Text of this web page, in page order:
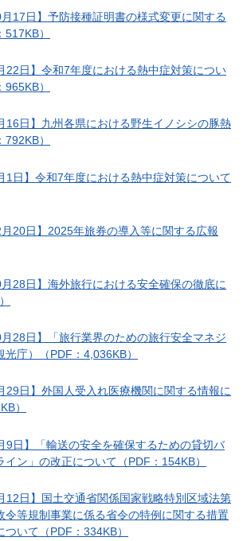
月17日】予防接種証明書の様式変更に関する
）
22日】令和7年度における熱中症対策につい
）
16日】九州各県における野生イノシシの豚熱
）
1日】令和7年度における熱中症対策について
月20日】2025年旅券の導入等に関する広報
月28日】海外旅行における安全確保の徹底に
月28日】「旅行業界のための旅行安全マネジ
光庁）（PDF：4,036KB）
29日】外国人受入れ医療機関に関する情報に
）
9日】「輸送の安全を確保するための貸切バ
ン」の改正について（PDF：154KB）
12日】国土交通省関係国家戦略特別区域法第
令等規制事業に係る省令の特例に関する措置
いて（PDF：334KB）